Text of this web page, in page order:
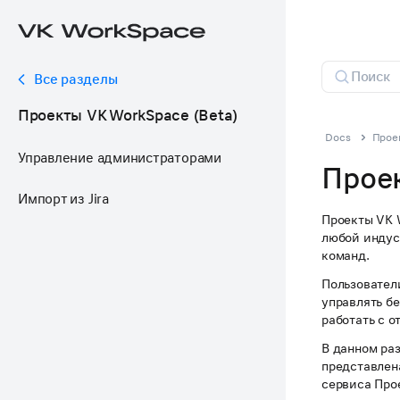
Все разделы
Проекты VK WorkSpace (Beta)
Управление администраторами
Импорт из Jira
Docs
Проекты VK
любой
команд.
управлять
работать с
В данном
сервиса